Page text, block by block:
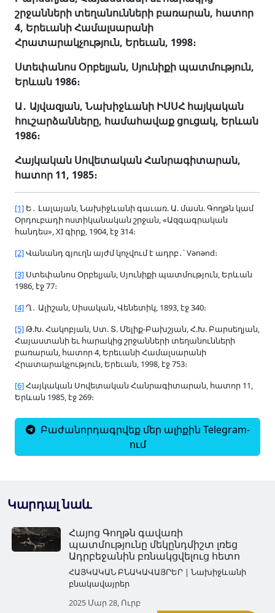
Կարդալ նաև
շրջանների տեղանունների բառարան, հատոր
4, ԵրեւանիՀամալսարանի
Հրատարակչություն, Երեւան, 1998։
Ստեփանոս Օրբելյան, Սյունիքի պատմություն,
Երևան 1986։
Ա․ Այվազյան, Նախիջևանի ԻՍՍՀ հայկական
հուշարձանները, համահավաք ցուցակ, Երևան
1986։
Հայկական Սովետական Հանրագիտարան,
հատոր 11, 1985։
[1] Ե․ Լալայան, Նախիջևանի գաւառ. Ա. մասն. Գողթն կամ
Օրդուբադի ոստիկանական շրջան, «Ազգագրական
հանդես», XI գիրք, 1904, էջ 314։
[2]Վանանդ գյուղն այժմ կոչվում է ադրբ․՝ Vənənd։
[3] Ստեփանոս Օրբելյան, Սյունիքի պատմություն, Երևան
1986, էջ 77։
[4]Ղ․ Ալիշան, Սիսական, Վենետիկ, 1893, էջ 340։
[5] Թ.Խ. Հակոբյան, Ստ. Տ. Մելիք-Բախշյան, Հ.Խ. Բարսեղյան,
Հայաստանի եւ հարակից շրջանների տեղանունների
բառարան, հատոր 4, Երեւանի Համալսարանի
Հրատարակչություն, Երեւան, 1998, էջ 753։
[6]Հայկական Սովետական Հանրագիտարան, հատոր 11,
Երևան 1985, էջ 269։
Բաժանորդագրվեք մեր ալիքին Telegram-
ում